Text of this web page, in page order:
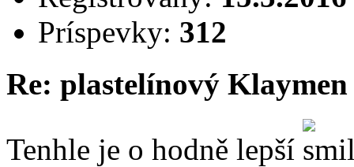
Príspevky: 312
Re: plastelínový Klaymen
Tenhle je o hodně lepší